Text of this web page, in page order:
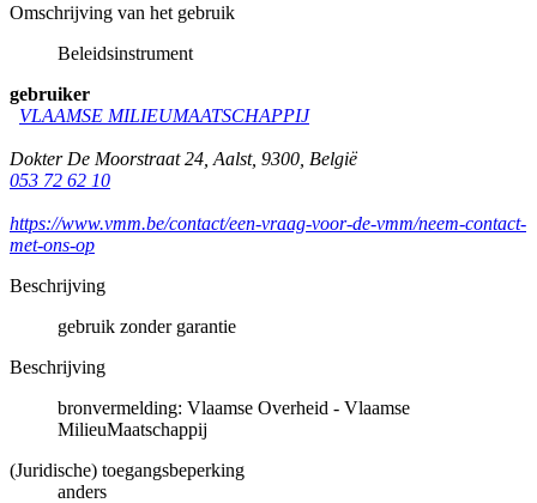
Omschrijving van het gebruik
Beleidsinstrument
gebruiker
VLAAMSE MILIEUMAATSCHAPPIJ
Dokter De Moorstraat 24 Aalst, 9300 België
053 72 62 10
https://www.vmm.be/contact/een-vraag-voor-de-vmm/neem-contact-
met-ons-op
Beschrijving
gebruik zonder garantie
Beschrijving
bronvermelding: Vlaamse Overheid - Vlaamse
MilieuMaatschappij
(Juridische) toegangsbeperking
anders